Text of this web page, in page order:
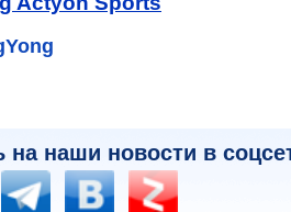
на наши новости в